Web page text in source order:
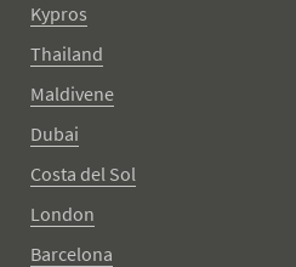
Kypros
Thailand
Maldivene
Dubai
Costa del Sol
London
Barcelona